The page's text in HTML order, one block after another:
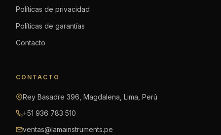
Políticas de privacidad
Políticas de garantías
Contacto
CONTACTO
Rey Basadre 396, Magdalena, Lima, Perú
+51 936 783 510
ventas@lamainstruments.pe